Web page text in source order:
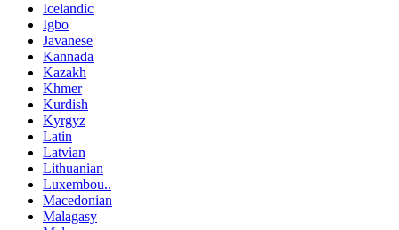
Icelandic
Igbo
Javanese
Kannada
Kazakh
Khmer
Kurdish
Kyrgyz
Latin
Latvian
Lithuanian
Luxembou..
Macedonian
Malagasy